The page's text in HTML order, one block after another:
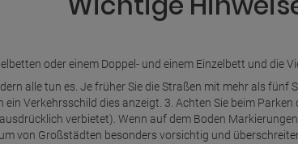
oder einem Doppel- und einem Einzelbett und die
alle tun es. Je früher Sie die Straßen mit mehr als
Verkehrsschild dies anzeigt. 3. Achten Sie beim
verbietet). Wenn auf dem Boden
von Großstädten besonders vorsichtig und